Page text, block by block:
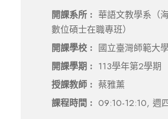
開課系所 : 華語文教學系（
數位碩士在職專班）
開課學校 : 國立臺灣師範大
開課學期 : 113學年第2學期
授課教師 : 蔡雅薰
課程時間 : 09:10-12:10, 週